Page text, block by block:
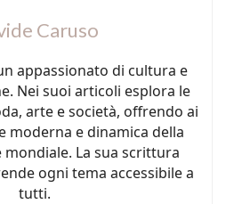
Caruso
appassionato di cultura e
Nei suoi articoli esplora le
arte e società, offrendo ai
moderna e dinamica della
La sua scrittura
ogni tema accessibile a
tutti.